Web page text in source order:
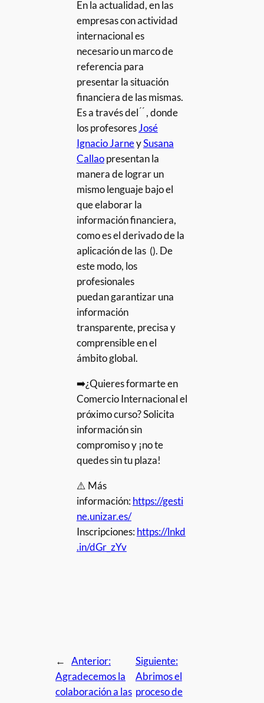
En la actualidad, en las
empresas con actividad
internacional es
necesario un marco de
referencia para
presentar la situación
financiera de las mismas.
Es a través del ́ ́ , donde
los profesoresJosé
Ignacio JarneySusana
Callaopresentan la
manera de lograr un
mismo lenguaje bajo el
que elaborar la
información financiera,
como es el derivado de la
aplicación de las (). De
este modo, los
profesionales
puedan garantizar una
información
transparente, precisa y
comprensible en el
ámbito global.
➡️¿Quieres formarte en
Comercio Internacional el
próximo curso? Solicita
información sin
compromiso y ¡no te
quedes sin tu plaza!
⚠️ Más
información:https://gesti
ne.unizar.es/
Inscripciones:https://lnkd
.in/dGr_zYv
←
Anterior:
Agradecemos la
colaboración a las
Siguiente:
Abrimos el
proceso de